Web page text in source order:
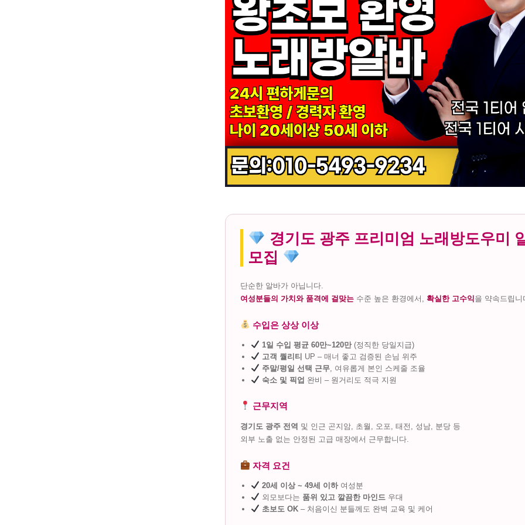
경기도 광주 프리미엄 노래방도우미
모집
단순한 알바가 아닙니다.
여성분들의 가치와 품격에 걸맞는 수준 높은 환경에서, 확실한 고수익을 약속드립니
수입은 상상 이상
1일 수입 평균 60만~120만(정직한 당일지급)
고객 퀄리티 UP – 매너 좋고 검증된 손님 위주
주말/평일 선택 근무, 여유롭게 본인 스케줄 조율
숙소 및 픽업 완비 – 원거리도 적극 지원
근무지역
경기도 광주 전역 및 인근 곤지암, 초월, 오포, 태전, 성남, 분당 등
외부 노출 없는 안정된 고급 매장에서 근무합니다.
자격 요건
20세 이상 ~ 49세 이하여성분
외모보다는 품위 있고 깔끔한 마인드우대
초보도 OK– 처음이신 분들께도 완벽 교육 및 케어